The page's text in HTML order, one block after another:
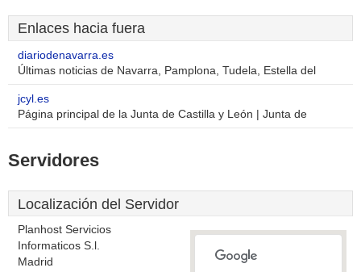
Enlaces hacia fuera
diariodenavarra.es
Últimas noticias de Navarra, Pamplona, Tudela, Estella del
jcyl.es
Página principal de la Junta de Castilla y León | Junta de
Servidores
Localización del Servidor
Planhost Servicios
Informaticos S.l.
Madrid